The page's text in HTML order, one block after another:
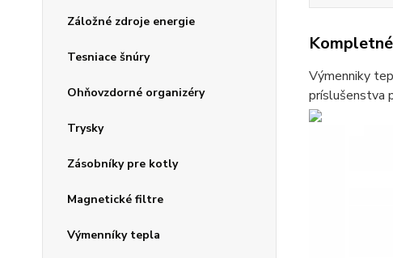
Záložné zdroje energie
Tesniace šnúry
Ohňovzdorné organizéry
Trysky
Zásobníky pre kotly
Magnetické filtre
Výmenníky tepla
Výmenniky
príslušenstva